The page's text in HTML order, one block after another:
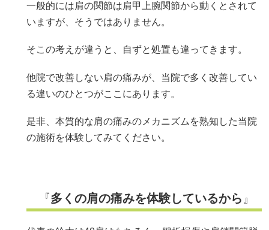
一般的には肩の関節は肩甲上腕関節から動くとされて
いますが、そうではありません。
そこの考えが違うと、自ずと処置も違ってきます。
他院で改善しない肩の痛みが、当院で多く改善してい
る違いのひとつがここにあります。
是非、本質的な肩の痛みのメカニズムを熟知した当院
の施術を体験してみてください。
『多くの肩の痛みを体験しているから 』